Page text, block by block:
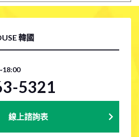
韓國
5321
線上諮詢表